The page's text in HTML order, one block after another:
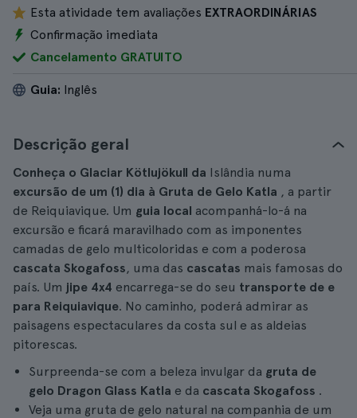
Esta atividade tem avaliações EXTRAORDINÁRIAS
Confirmação imediata
Cancelamento GRATUITO
Guia: Inglês
Descrição geral
Conheça o Glaciar Kötlujökull da Islândia numa
excursão de um (1) dia à Gruta de Gelo Katla , a partir
de Reiquiavique. Um guia local acompanhá-lo-á na
excursão e ficará maravilhado com as imponentes
camadas de gelo multicoloridas e com a poderosa
cascata Skogafoss, uma das cascatas mais famosas do
país. Um jipe 4x4 encarrega-se do seu transporte de e
para Reiquiavique. No caminho, poderá admirar as
paisagens espectaculares da costa sul e as aldeias
pitorescas.
Surpreenda-se com a beleza invulgar da gruta de
gelo Dragon Glass Katla e da cascata Skogafoss .
Veja uma gruta de gelo natural na companhia de um